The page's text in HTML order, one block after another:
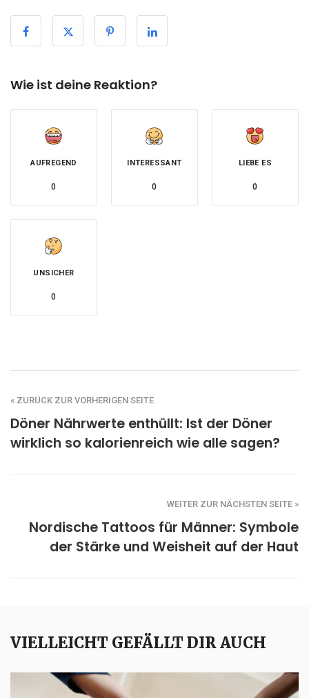
Wie ist deine Reaktion?
AUFREGEND
0
INTERESSANT
0
LIEBE ES
0
UNSICHER
0
« ZURÜCK ZUR VORHERIGEN SEITE
Döner Nährwerte enthüllt: Ist der Döner
wirklich so kalorienreich wie alle sagen?
WEITER ZUR NÄCHSTEN SEITE »
Nordische Tattoos für Männer: Symbole
der Stärke und Weisheit auf der Haut
VIELLEICHT GEFÄLLT DIR AUCH